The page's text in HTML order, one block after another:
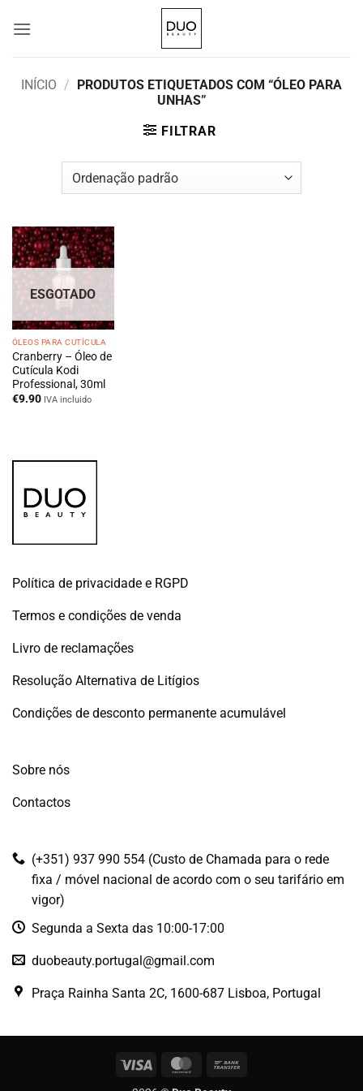
INÍCIO / PRODUTOS ETIQUETADOS COM “ÓLEO PARA
UNHAS”
FILTRAR
ESGOTADO
ÓLEOS PARA CUTÍCULA
Cranberry – Óleo de
Cutícula Kodi
Professional, 30ml
€9.90 IVA incluido
Política de privacidade e RGPD
Termos e condições de venda
Livro de reclamações
Resolução Alternativa de Litígios
Condições de desconto permanente acumulável
Sobre nós
Contactos
(+351) 937 990 554 (Custo de Chamada para o rede
fixa / móvel nacional de acordo com o seu tarifário em
vigor)
Segunda a Sexta das 10:00-17:00
duobeauty.portugal@gmail.com
Praça Rainha Santa 2C, 1600-687 Lisboa, Portugal
Visa MasterCard